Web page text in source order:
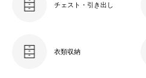
チェスト・引き出し
衣類収納